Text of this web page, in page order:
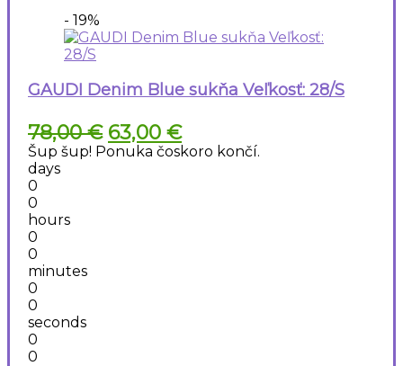
- 19%
GAUDI Denim Blue sukňa Veľkosť: 28/S
78,00€ Pôvodná
cena
bola:
63,00 €Aktuálna
cena
je:
Šup šup! Ponuka čoskoro končí.
days
0
0
hours
0
0
minutes
0
0
seconds
0
0